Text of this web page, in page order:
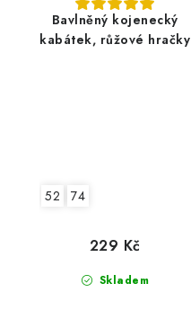
Bavlněný kojenecký
kabátek, růžové hračky
52 74
Skladem
229 Kč